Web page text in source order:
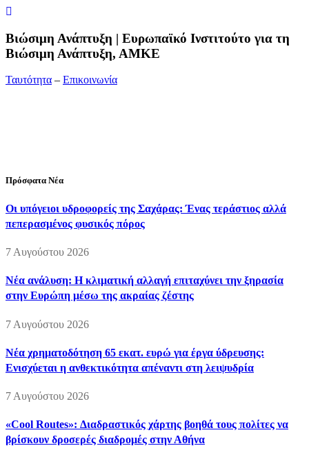
Bιώσιμη Ανάπτυξη | Ευρωπαϊκό Ινστιτούτο για τη
Βιώσιμη Ανάπτυξη, ΑΜΚΕ
Ταυτότητα – Επικοινωνία
Πρόσφατα Νέα
Οι υπόγειοι υδροφορείς της Σαχάρας: Ένας τεράστιος αλλά
πεπερασμένος φυσικός πόρος
7 Αυγούστου 2026
Νέα ανάλυση: Η κλιματική αλλαγή επιταχύνει την ξηρασία
στην Ευρώπη μέσω της ακραίας ζέστης
7 Αυγούστου 2026
Νέα χρηματοδότηση 65 εκατ. ευρώ για έργα ύδρευσης:
Ενισχύεται η ανθεκτικότητα απέναντι στη λειψυδρία
7 Αυγούστου 2026
«Cool Routes»: Διαδραστικός χάρτης βοηθά τους πολίτες να
βρίσκουν δροσερές διαδρομές στην Αθήνα